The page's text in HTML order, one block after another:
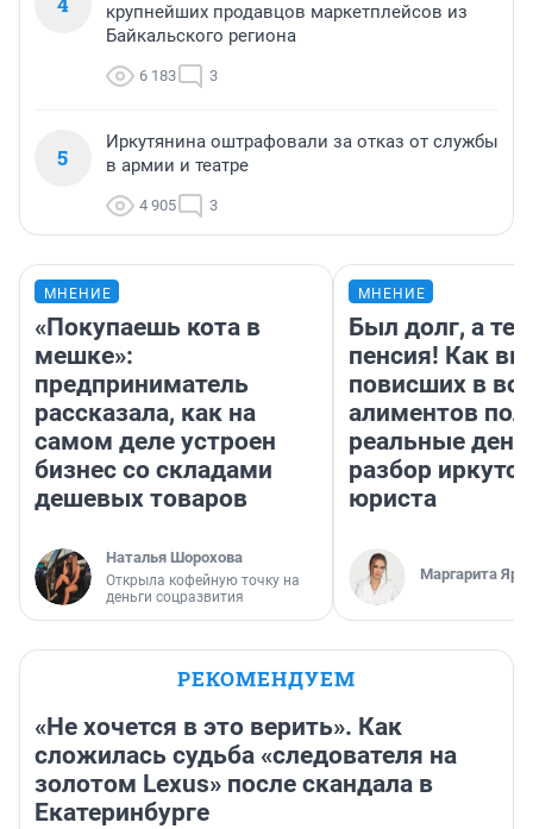
крупнейших продавцов маркетплейсов из
Байкальского региона
6 183 3
5
Иркутянина оштрафовали за отказ от службы
в армии и театре
4 905 3
МНЕНИЕ
«Покупаешь кота в
мешке»:
предприниматель
рассказала, как на
самом деле устроен
бизнес со складами
дешевых товаров
Наталья Шорохова
Открыла кофейную точку на
деньги соцразвития
МНЕНИЕ
Был долг, а
пенсия! Как
повисших в
алиментов
реальные
разбор
юриста
Маргарита
РЕКОМЕНДУЕМ
«Не хочется в это верить». Как
сложилась судьба «следователя на
золотом Lexus» после скандала в
Екатеринбурге